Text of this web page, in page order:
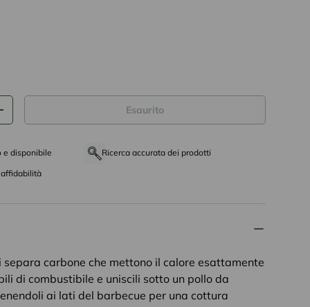
Esaurito
e disponibile
Ricerca accurata dei prodotti
carbone che mettono il calore esattamente
di combustibile e uniscili sotto un pollo da
ai lati del barbecue per una cottura